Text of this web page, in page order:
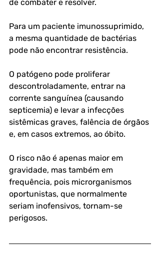
de combater e resolver.
Para um paciente imunossuprimido,
a mesma quantidade de bactérias
pode não encontrar resistência.
O patógeno pode proliferar
descontroladamente, entrar na
corrente sanguínea (causando
septicemia) e levar a infecções
sistêmicas graves, falência de órgãos
e, em casos extremos, ao óbito.
O risco não é apenas maior em
gravidade, mas também em
frequência, pois microrganismos
oportunistas, que normalmente
seriam inofensivos, tornam-se
perigosos.